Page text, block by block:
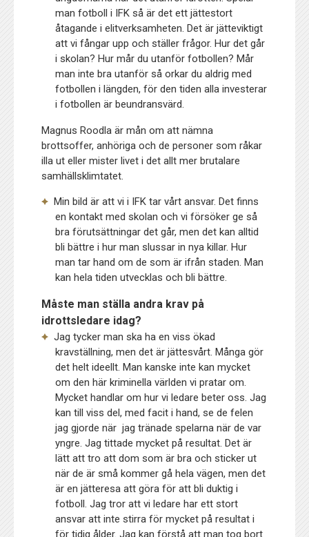
man fotboll i IFK så är det ett jättestort
åtagande i elitverksamheten. Det är jätteviktigt
att vi fångar upp och ställer frågor. Hur det går
i skolan? Hur mår du utanför fotbollen? Mår
man inte bra utanför så orkar du aldrig med
fotbollen i längden, för den tiden alla investerar
i fotbollen är beundransvärd.
Magnus Roodla är mån om att nämna
brottsoffer, anhöriga och de personer som råkar
illa ut eller mister livet i det allt mer brutalare
samhällsklimtatet.
Min bild är att vi i IFK tar vårt ansvar. Det finns
en kontakt med skolan och vi försöker ge så
bra förutsättningar det går, men det kan alltid
bli bättre i hur man slussar in nya killar. Hur
man tar hand om de som är ifrån staden. Man
kan hela tiden utvecklas och bli bättre.
Måste man ställa andra krav på
idrottsledare idag?
Jag tycker man ska ha en viss ökad
kravställning, men det är jättesvårt. Många gör
det helt ideellt. Man kanske inte kan mycket
om den här kriminella världen vi pratar om.
Mycket handlar om hur vi ledare beter oss. Jag
kan till viss del, med facit i hand, se de felen
jag gjorde när jag tränade spelarna när de var
yngre. Jag tittade mycket på resultat. Det är
lätt att tro att dom som är bra och sticker ut
när de är små kommer gå hela vägen, men det
är en jätteresa att göra för att bli duktig i
fotboll. Jag tror att vi ledare har ett stort
ansvar att inte stirra för mycket på resultat i
för tidig ålder. Jag kan förstå att man tog bort